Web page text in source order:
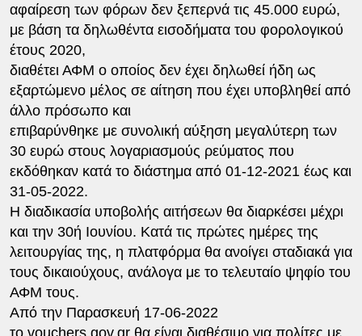
αφαίρεση των φόρων δεν ξεπερνά τις 45.000 ευρώ,
με βάση τα δηλωθέντα εισοδήματα του φορολογικού
έτους 2020,
διαθέτει ΑΦΜ ο οποίος δεν έχει δηλωθεί ήδη ως
εξαρτώμενο μέλος σε αίτηση που έχει υποβληθεί από
άλλο πρόσωπο και
επιβαρύνθηκε με συνολική αύξηση μεγαλύτερη των
30 ευρώ στους λογαριασμούς ρεύματος που
εκδόθηκαν κατά το διάστημα από 01-12-2021 έως και
31-05-2022.
Η διαδικασία υποβολής αιτήσεων θα διαρκέσει μέχρι
και την 30ή Ιουνίου. Κατά τις πρώτες ημέρες της
λειτουργίας της, η πλατφόρμα θα ανοίγει σταδιακά για
τους δικαιούχους, ανάλογα με το τελευταίο ψηφίο του
ΑΦΜ τους.
Από την Παρασκευή 17-06-2022
το vouchers.gov.gr θα είναι διαθέσιμο για πολίτες με